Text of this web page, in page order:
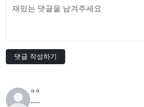
댓글 작성하기
ㅇㅇ
.....